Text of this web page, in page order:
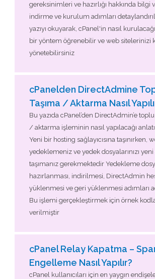
gereksinimleri ve hazırlığı hakkında bilgi
indirme ve kurulum adımları
yazıyı okuyarak, cPanel'in nasıl
bir yöntem öğrenebilir ve web sitelerinizi
yönetebilirsiniz
cPanelden DirectAdmine
Taşıma / Aktarma Nasıl
Bu yazıda cPanel’den DirectAdmin’e
/ aktarma işleminin nasıl yapılacağı
Yeni bir hosting sağlayıcısına taşınırken,
yedeklemeniz ve yedek dosyalarınızı
taşımanız gerekmektedir Yedekleme
hazırlanması, indirilmesi, DirectAdmin
yüklenmesi ve geri yüklenmesi adımları
Bu işlemi gerçekleştirmek için örnek
verilmiştir
cPanel Relay Kapatma –
Engelleme Nasıl Yapılır?
cPanel kullanıcıları için en yaygın